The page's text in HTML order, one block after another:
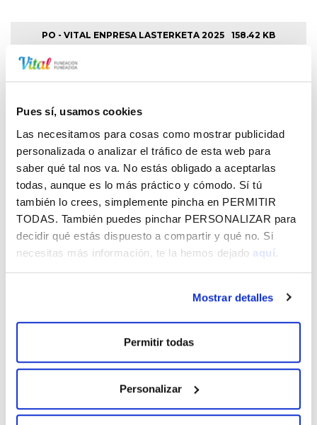
Pues sí, usamos cookies
Las necesitamos para cosas como mostrar publicidad
personalizada o analizar el tráfico de esta web para
saber qué tal nos va. No estás obligado a aceptarlas
todas, aunque es lo más práctico y cómodo. Sí tú
también lo crees, simplemente pincha en PERMITIR
TODAS. También puedes pinchar PERSONALIZAR para
decidir qué estás dispuesto a compartir y qué no. Si
necesitas más información, te la hemos dejado aquí.
Mostrar detalles
Permitir todas
Personalizar
PO - VITAL ENPRESA LASTERKETA 2025 158.42 KB
Vital Araban zehar - 2026ko abuztua
CórrELA 2026
Jaibus - 2026ko Andre Maria Zuria eta abuztua
BERRI GEHIAGO
BURUZKO INFORMAZIOA ZURE
HELBIDE ELEKTRONIKOAN DOAN
JASOTZEKO